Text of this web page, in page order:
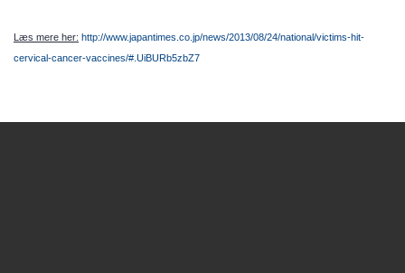
Læs mere her: http://www.japantimes.co.jp/news/2013/08/24/national/victims-hit-
cervical-cancer-vaccines/#.UiBURb5zbZ7